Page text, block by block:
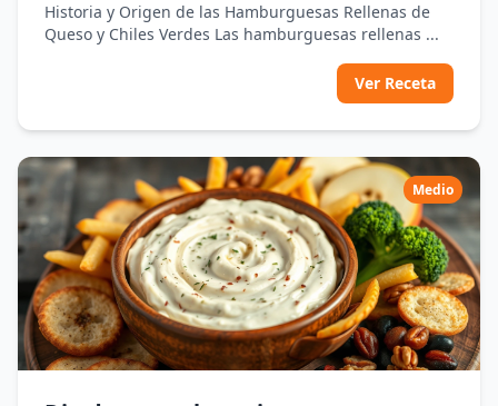
Historia y Origen de las Hamburguesas Rellenas de
Queso y Chiles Verdes Las hamburguesas rellenas ...
Ver Receta
Medio